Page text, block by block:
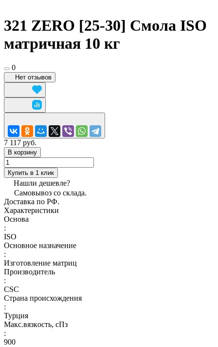
321 ZERO [25-30] Смола ISO
матричная 10 кг
0
Нет отзывов
7 117 руб.
В корзину
Купить в 1 клик
Нашли дешевле?
Самовывоз со склада.
Доставка по РФ.
Характеристики
Основа
:
ISO
Основное назначение
:
Изготовление матриц
Производитель
:
CSC
Страна происхождения
:
Турция
Макс.вязкoсть, сПз
:
900